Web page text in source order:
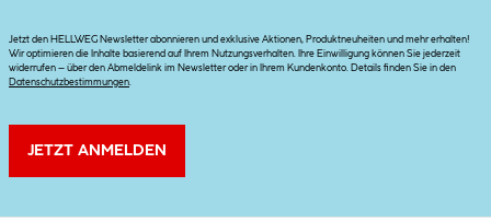
Jetzt den HELLWEG Newsletter abonnieren und exklusive Aktionen, Produktneuheiten und mehr erhalten!
Wir optimieren die Inhalte basierend auf Ihrem Nutzungsverhalten. Ihre Einwilligung können Sie jederzeit
widerrufen – über den Abmeldelink im Newsletter oder in Ihrem Kundenkonto. Details finden Sie in den
Datenschutzbestimmungen
JETZT ANMELDEN